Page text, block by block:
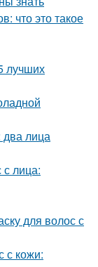
что это такое
лучших
лица
с лица:
для волос с
с кожи: